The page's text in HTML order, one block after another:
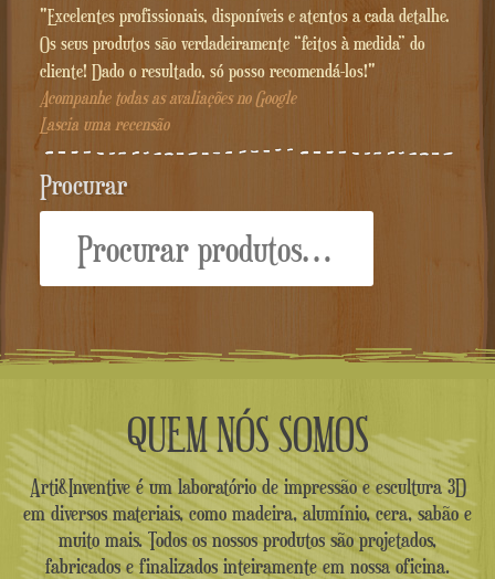
"Excelentes profissionais, disponíveis e atentos a cada detalhe.
Os seus produtos são verdadeiramente “feitos à medida” do
cliente! Dado o resultado, só posso recomendá-los!"
Acompanhe todas as avaliações no Google
Lascia uma recensão
Procurar
QUEM NÓS SOMOS
Arti&Inventive é um laboratório de impressão e escultura 3D
em diversos materiais, como madeira, alumínio, cera, sabão e
muito mais. Todos os nossos produtos são projetados,
fabricados e finalizados inteiramente em nossa oficina.